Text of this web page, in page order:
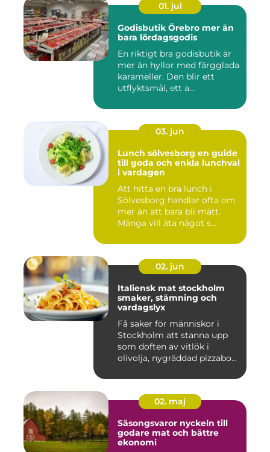
01. jul
Godisbutik Örebro mer än
bara lördagsgodis
En riktigt bra godisbutik är
mer än hyllor med färgglada
karameller. Den blir ett
utflyktsmål, ett a...
03. jun
Lunch sölvesborg en guide
till goda och enkla lunchval
i vardagen
Att hitta en bra lunch i
Sölvesborg handlar ofta om
mer än att bara bli mätt.
Många vill äta något s...
02. jun
Italiensk mat stockholm
smaker, stämning och
vardagslyx
Få saker för människor i
Stockholm att stanna upp
som doften av vitlök i
olivolja, nygräddad pizzabo...
02. maj
Säsongsvaror nyckeln till
godare mat och bättre
ekonomi